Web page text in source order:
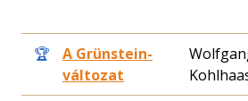
🏆
A Grünstein-
változat